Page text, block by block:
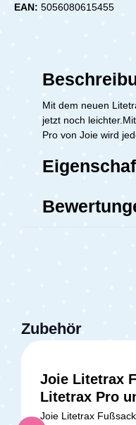
EAN: 5056080615455
Mit dem neuen
jetzt noch
Pro von Joie wird
Zubehör
Joie Litetrax
Litetrax Pro
Joie Litetrax